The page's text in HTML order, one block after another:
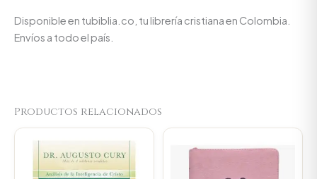
Disponible en tubiblia.co, tu librería cristiana en Colombia.
Envíos a todo el país.
Productos relacionados
price
Current
is: